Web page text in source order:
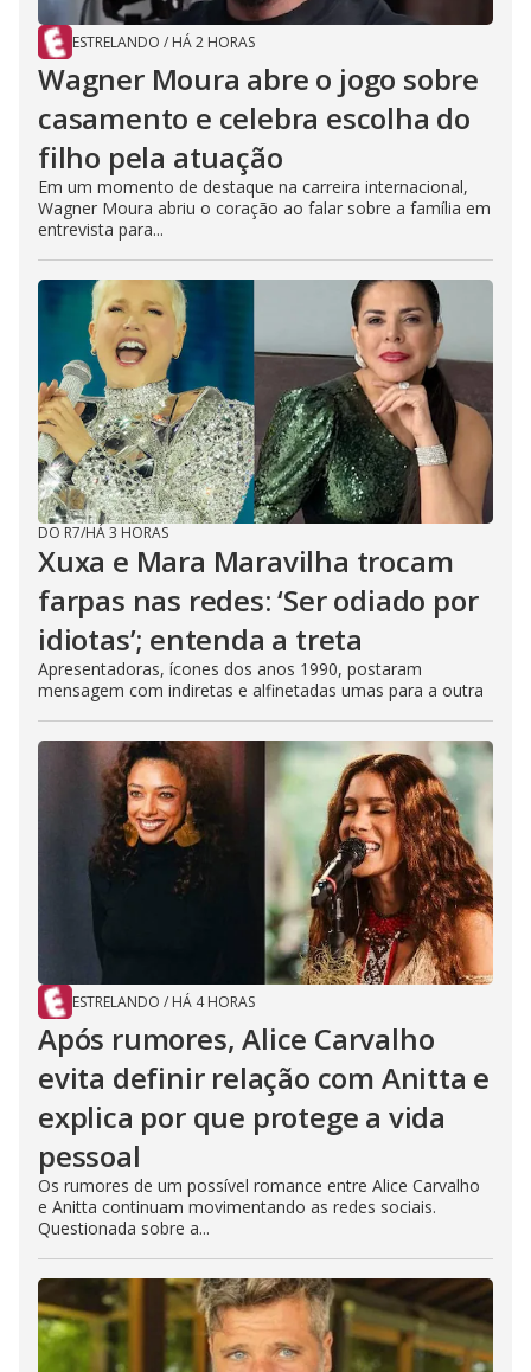
ESTRELANDO / HÁ 2 HORAS
Wagner Moura abre o jogo sobre
casamento e celebra escolha do
filho pela atuação
Em um momento de destaque na carreira internacional,
Wagner Moura abriu o coração ao falar sobre a família em
entrevista para...
DO R7/HÁ 3 HORAS
Xuxa e Mara Maravilha trocam
farpas nas redes: ‘Ser odiado por
idiotas’; entenda a treta
Apresentadoras, ícones dos anos 1990, postaram
mensagem com indiretas e alfinetadas umas para a outra
ESTRELANDO / HÁ 4 HORAS
Após rumores, Alice Carvalho
evita definir relação com Anitta e
explica por que protege a vida
pessoal
Os rumores de um possível romance entre Alice Carvalho
e Anitta continuam movimentando as redes sociais.
Questionada sobre a...